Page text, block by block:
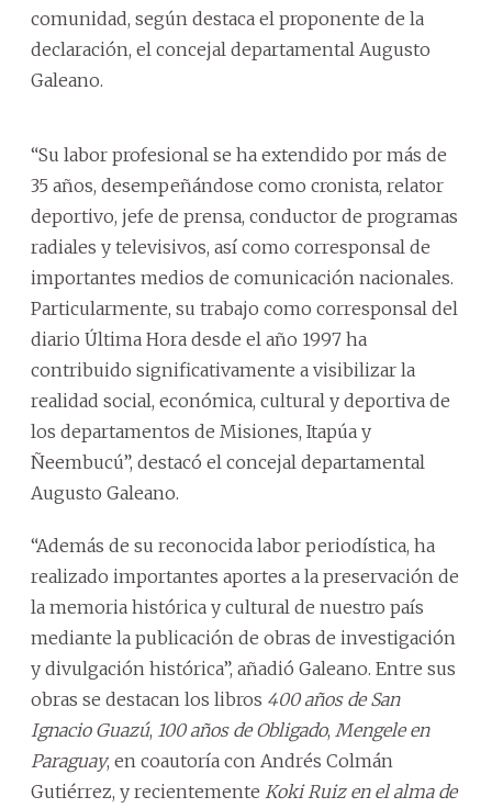
comunidad, según destaca el proponente de la
declaración, el concejal departamental Augusto
Galeano.
“Su labor profesional se ha extendido por más de
35 años, desempeñándose como cronista, relator
deportivo, jefe de prensa, conductor de programas
radiales y televisivos, así como corresponsal de
importantes medios de comunicación nacionales.
Particularmente, su trabajo como corresponsal del
diario Última Hora desde el año 1997 ha
contribuido significativamente a visibilizar la
realidad social, económica, cultural y deportiva de
los departamentos de Misiones, Itapúa y
Ñeembucú”, destacó el concejal departamental
Augusto Galeano.
“Además de su reconocida labor periodística, ha
realizado importantes aportes a la preservación de
la memoria histórica y cultural de nuestro país
mediante la publicación de obras de investigación
y divulgación histórica”, añadió Galeano. Entre sus
obras se destacan los libros 400 años de San
Ignacio Guazú, 100 años de Obligado, Mengele en
Paraguay, en coautoría con Andrés Colmán
Gutiérrez, y recientemente Koki Ruiz en el alma de